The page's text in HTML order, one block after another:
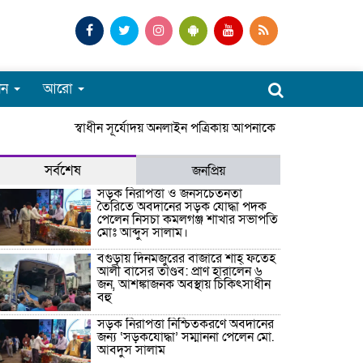
আরো
স্বাধীন সূর্যোদয় অনলাইন পত্রিকায় আপনাকে স্বাগতম।
সর্বশেষ
জনপ্রিয়
সড়ক নিরাপত্তা ও জনসচেতনতা
তৈরিতে অবদানের সড়ক যোদ্ধা পদক
পেলেন নিসচা কমলগঞ্জ শাখার সভাপতি
মোঃ আব্দুস সালাম।
বগুড়ায় দিনমজুরের বাজারে শাহ্ ফতেহ
আলী বাসের তাণ্ডব: প্রাণ হারালেন ৬
জন, আশঙ্কাজনক অবস্থায় চিকিৎসাধীন
বহু
সড়ক নিরাপত্তা নিশ্চিতকরণে অবদানের
জন্য ‘সড়কযোদ্ধা’ সম্মাননা পেলেন মো.
আবদুস সালাম